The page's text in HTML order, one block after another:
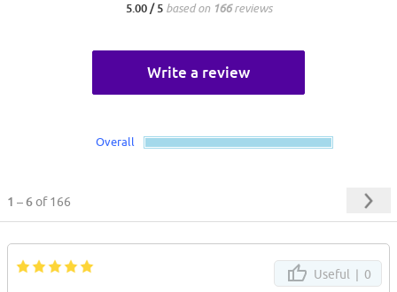
5.00 / 5 based on 166reviews
Write a review
Overall
1 – 6of 166
Useful | 0